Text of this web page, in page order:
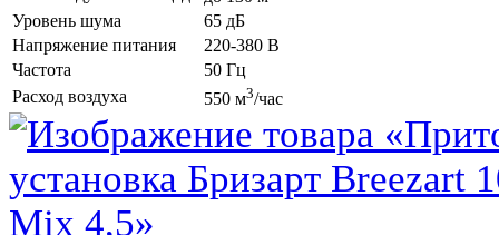
Уровень шума
65 дБ
Напряжение питания
220-380 В
Частота
50 Гц
Расход воздуха
550 м3/час